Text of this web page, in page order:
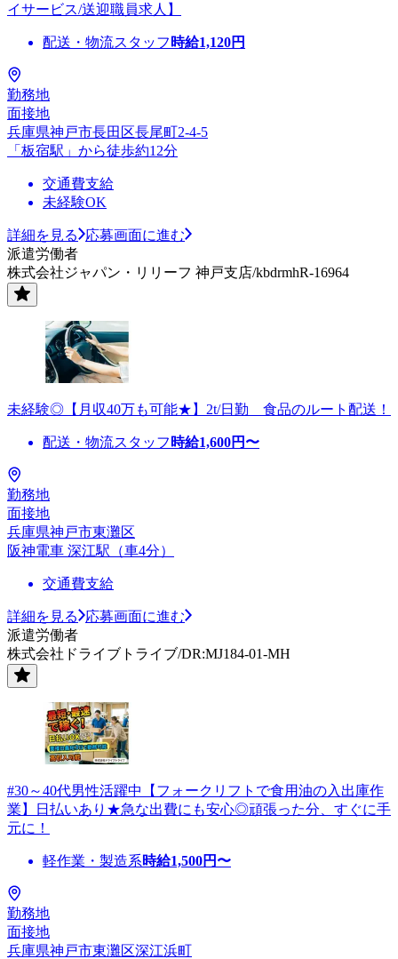
イサービス/送迎職員求人】
配送・物流スタッフ 時給1,120円
勤務地
面接地
兵庫県神戸市長田区長尾町2-4-5
「板宿駅」から徒歩約12分
交通費支給
未経験OK
詳細を見る
応募画面に進む
派遣労働者
株式会社ジャパン・リリーフ 神戸支店/kbdrmhR-16964
未経験◎【月収40万も可能★】2t/日勤 食品のルート配送！
配送・物流スタッフ 時給1,600円〜
勤務地
面接地
兵庫県神戸市東灘区
阪神電車 深江駅（車4分）
交通費支給
詳細を見る
応募画面に進む
派遣労働者
株式会社ドライブトライブ/DR:MJ184-01-MH
#30～40代男性活躍中【フォークリフトで食用油の入出庫作
業】日払いあり★急な出費にも安心◎頑張った分、すぐに手
元に！
軽作業・製造系時給1,500円〜
勤務地
面接地
兵庫県神戸市東灘区深江浜町